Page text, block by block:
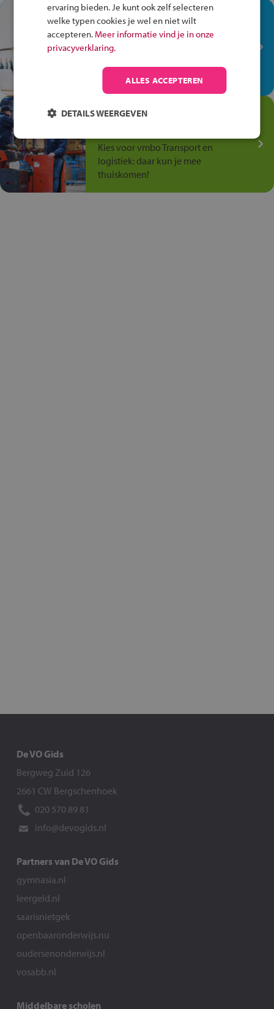
In de winkel ben je op je
plek!
Ontdek via het vmbo jouw talent
op de winkelvloer, waar elke dag
anders is!
Jouw talent in de
Kies voor vmbo Transport en
logistiek: daar kun je mee
thuiskomen!
De VO Gids
Bergweg Zuid 126
2661 CW Bergschenhoek
020 570 89 81
info@devogids.nl
Partners van De VO Gids
gymnasia.nl
leergeld.nl
saarisnietgek
openbaaronderwijs.nu
oudersenonderwijs.nl
vosabb.nl
Middelbare scholen
ervaring bieden. Je kunt ook zelf selecteren
welke typen cookies je wel en niet wilt
accepteren. Meer informatie vind je in onze
privacyverklaring.
ALLES ACCEPTEREN
DETAILS WEERGEVEN